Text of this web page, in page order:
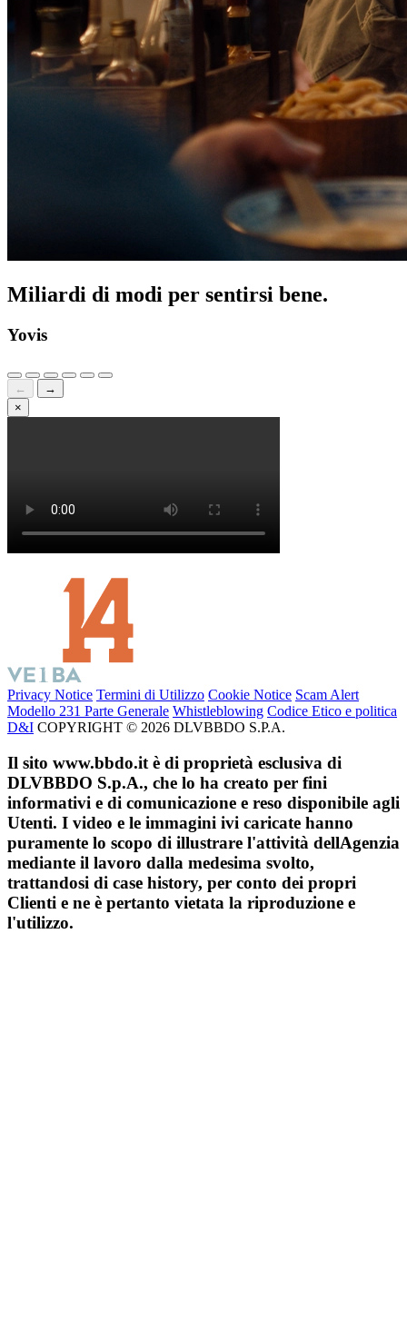
Miliardi di modi per sentirsi bene.
Yovis
←
→
×
Privacy Notice Termini di Utilizzo Cookie Notice Scam Alert
Modello 231 Parte Generale Whistleblowing Codice Etico e politica
D&I COPYRIGHT © 2026 DLVBBDO S.P.A.
Il sito www.bbdo.it è di proprietà esclusiva di
DLVBBDO S.p.A., che lo ha creato per fini
informativi e di comunicazione e reso disponibile agli
Utenti. I video e le immagini ivi caricate hanno
puramente lo scopo di illustrare l'attività dellAgenzia
mediante il lavoro dalla medesima svolto,
trattandosi di case history, per conto dei propri
Clienti e ne è pertanto vietata la riproduzione e
l'utilizzo.